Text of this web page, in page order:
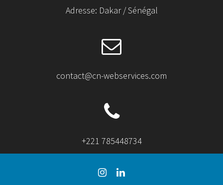
Adresse: Dakar / Sénégal
contact@cn-webservices.com
+221 785448734